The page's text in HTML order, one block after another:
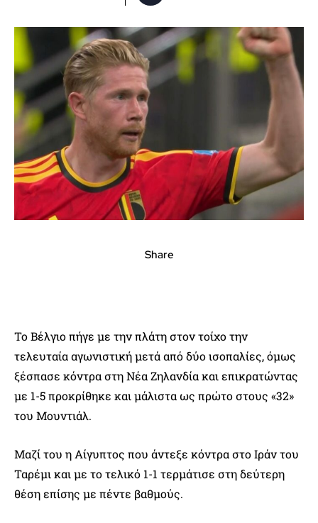
Share
Το Βέλγιο πήγε με την πλάτη στον τοίχο την
τελευταία αγωνιστική μετά από δύο ισοπαλίες, όμως
ξέσπασε κόντρα στη Νέα Ζηλανδία και επικρατώντας
με 1-5 προκρίθηκε και μάλιστα ως πρώτο στους «32»
του Μουντιάλ.
Μαζί του η Αίγυπτος που άντεξε κόντρα στο Ιράν του
Ταρέμι και με το τελικό 1-1 τερμάτισε στη δεύτερη
θέση επίσης με πέντε βαθμούς.